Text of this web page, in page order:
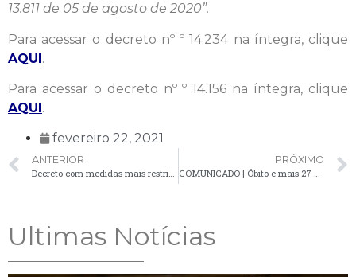
13.811 de 05 de agosto de 2020”.
Para acessar o decreto nº º 14.234 na íntegra, clique
AQUI.
Para acessar o decreto nº º 14.156 na íntegra, clique
AQUI.
fevereiro 22, 2021
ANTERIOR
Decreto com medidas mais restritivas de enfrentamento ao Covid-19 entrará em vigor na próxima segunda-feira
PRÓXIMO
COMUNICADO | Óbito e mais 27 casos são confirmados em atualização do boletim da Covid-19 em Palmeira
Ultimas Notícias